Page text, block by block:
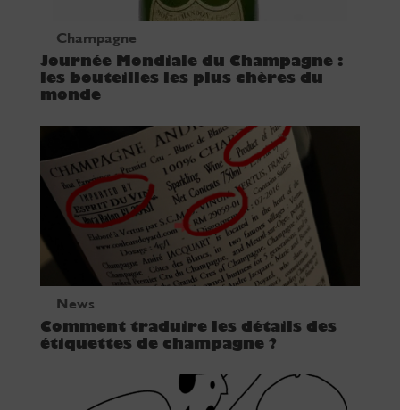
Champagne
Journée Mondiale du Champagne :
les bouteilles les plus chères du
monde
News
Comment traduire les détails des
étiquettes de champagne ?